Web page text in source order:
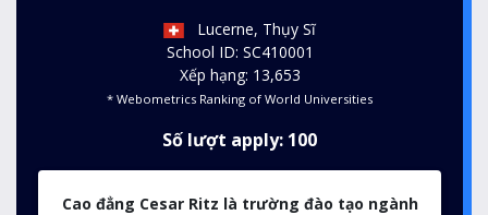
Lucerne, Thụy Sĩ
School ID: SC410001
Xếp hạng: 13,653
* Webometrics Ranking of World Universities
Số lượt apply: 100
Cao đẳng Cesar Ritz là trường đào tạo ngành